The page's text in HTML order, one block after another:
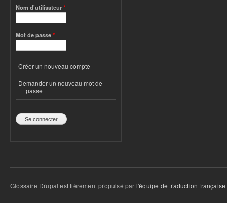
Nom d'utilisateur*
Mot de passe*
Créer un nouveau compte
Demander un nouveau mot de
passe
Glossaire Drupal est fièrement propulsé par l'équipe de traduction française